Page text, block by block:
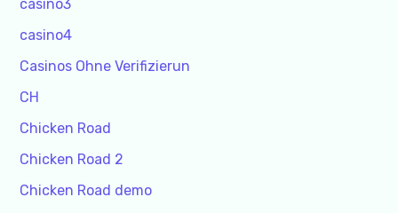
casino3
casino4
Casinos Ohne Verifizierun
CH
Chicken Road
Chicken Road 2
Chicken Road demo